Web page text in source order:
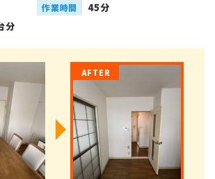
作業時間 45分
分